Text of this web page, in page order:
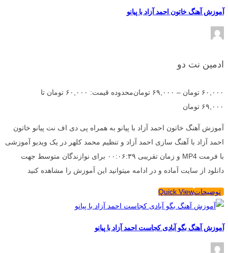
آموزش آهنگ خاتون احمد آزاد با پیانو
ادمین نت دو
۶۰,۰۰۰ تومان – ۶۹,۰۰۰ تومان
محدوده قیمت: ۶۰,۰۰۰ تومان تا
۶۹,۰۰۰ تومان
آموزش آهنگ خاتون احمد آزاد با پیانو به همراه پی دی اف نت پیانو خاتون
احمد آزاد با آهنگ سازی احمد آزاد و تنظیم محمد کلهر در یک ویدیو آموزشی
با فرمت MP4 و زمان تقریبی ۰۰:۰۶:۳۹ برای نوازندگان متوسط جهت
دانلود از سایت آماده و در ادامه میتوانید این آموزش را مشاهده کنید
توضیحاتQuick View
آموزش آهنگ بگو آبادی کجاست احمد آزاد با پیانو